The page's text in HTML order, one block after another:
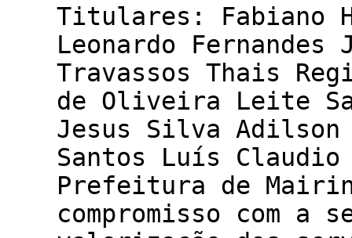
Titulares: Fabiano
Leonardo
Travassos Thais
de Oliveira Leite
Jesus Silva
Santos Luís
Prefeitura de
compromisso com a